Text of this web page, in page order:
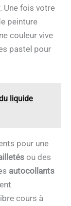
Une fois votre
peinture
couleur vive
pastel pour
liquide
pour une
ou des
autocollants
cours à